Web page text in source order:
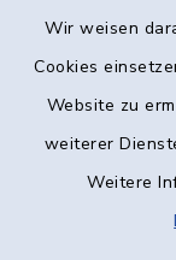
Wir weisen
Cookies
Website zu
weiterer
Weitere